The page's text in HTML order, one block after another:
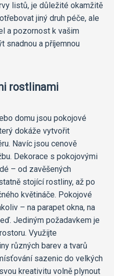
listů, je důležité okamžitě
jiný druh péče, ale
a pozornost k vašim
snadnou a příjemnou
rostlinami
domu jsou pokojové
dokáže vytvořit
Navíc jsou cenově
Dekorace s pokojovými
– od zavěšených
stojící rostliny, až po
květináče. Pokojové
– na parapet okna, na
Jediným požadavkem je
Využijte
různých barev a tvarů
sazenic do velkých
kreativitu volně plynout